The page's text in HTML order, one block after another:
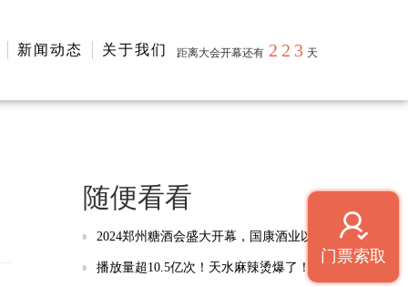
新闻动态 关于我们 距离大会开幕还有 223 天
门票索取
随便看看
2024郑州糖酒会盛大开幕，国康酒业以品质为先，引领酱酒新风潮
播放量超10.5亿次！天水麻辣烫爆了！双汇、安井、海欣…上市公司如何接住“泼天富贵”？